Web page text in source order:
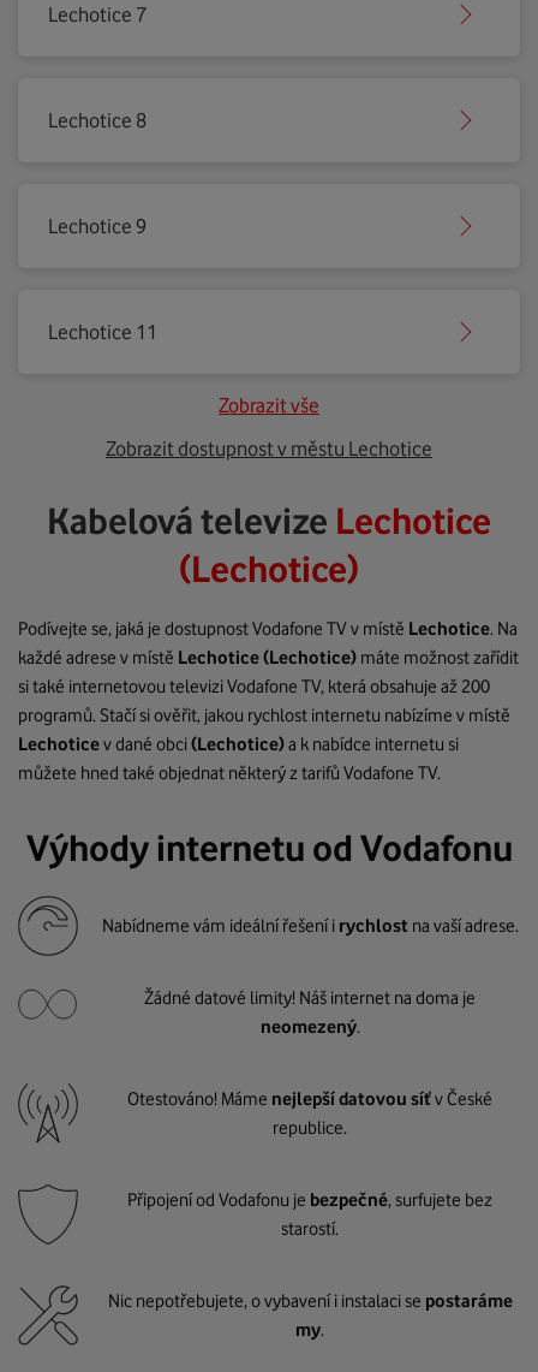
Lechotice 7
Lechotice 8
Lechotice 9
Lechotice 11
Zobrazit vše
Zobrazit dostupnost v městu Lechotice
Kabelová televize Lechotice
(Lechotice)
Podívejte se, jaká je dostupnost Vodafone TV v místě Lechotice. Na
každé adrese v místě Lechotice(Lechotice) máte možnost zařídit
si také internetovou televizi Vodafone TV, která obsahuje až 200
programů. Stačí si ověřit, jakou rychlost internetu nabízíme v místě
Lechoticev dané obci(Lechotice)a k nabídce internetu si
můžete hned také objednat některý z tarifů Vodafone TV.
Výhody internetu od Vodafonu
Nabídneme vám ideální řešení i rychlost na vaší adrese.
Žádné datové limity! Náš internet na doma je
neomezený.
Otestováno! Máme nejlepší datovou síťv České
republice.
Připojení od Vodafonu je bezpečné, surfujete bez
starostí.
Nic nepotřebujete, o vybavení i instalaci se postaráme
my.